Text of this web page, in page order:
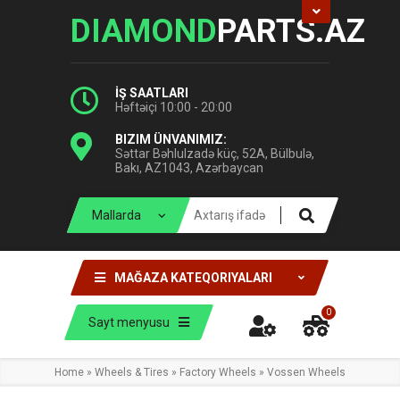
DIAMONDPARTS.AZ
İŞ SAATLARI
Həftəiçi 10:00 - 20:00
BIZIM ÜNVANIMIZ:
Səttar Bəhlulzadə küç, 52A, Bülbulə,
Bakı, AZ1043, Azərbaycan
MAĞAZA KATEQORIYALARI
Sayt menyusu
0
Home » Wheels & Tires » Factory Wheels » Vossen Wheels